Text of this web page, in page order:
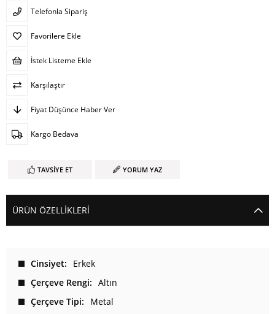
Telefonla Sipariş
Favorilere Ekle
İstek Listeme Ekle
Karşılaştır
Fiyat Düşünce Haber Ver
Kargo Bedava
TAVSIYE ET YORUM YAZ
ÜRÜN ÖZELLIKLERI
Cinsiyet
Erkek
Çerçeve Rengi
Altın
Çerçeve Tipi
Metal